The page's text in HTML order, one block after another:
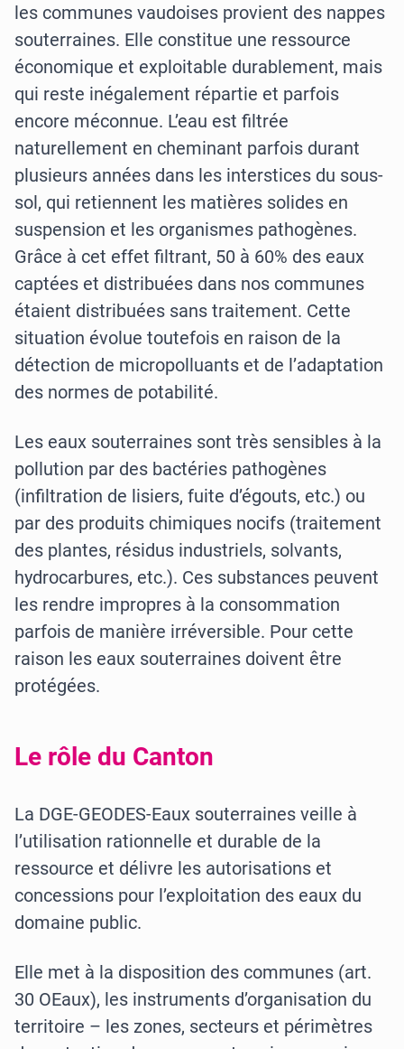
les communes vaudoises provient des nappes
souterraines. Elle constitue une ressource
économique et exploitable durablement, mais
qui reste inégalement répartie et parfois
encore méconnue. L’eau est filtrée
naturellement en cheminant parfois durant
plusieurs années dans les interstices du sous-
sol, qui retiennent les matières solides en
suspension et les organismes pathogènes.
Grâce à cet effet filtrant, 50 à 60% des eaux
captées et distribuées dans nos communes
étaient distribuées sans traitement. Cette
situation évolue toutefois en raison de la
détection de micropolluants et de l’adaptation
des normes de potabilité.
Les eaux souterraines sont très sensibles à la
pollution par des bactéries pathogènes
(infiltration de lisiers, fuite d’égouts, etc.) ou
par des produits chimiques nocifs (traitement
des plantes, résidus industriels, solvants,
hydrocarbures, etc.). Ces substances peuvent
les rendre impropres à la consommation
parfois de manière irréversible. Pour cette
raison les eaux souterraines doivent être
protégées.
Le rôle du Canton
La DGE-GEODES-Eaux souterraines veille à
l’utilisation rationnelle et durable de la
ressource et délivre les autorisations et
concessions pour l’exploitation des eaux du
domaine public.
Elle met à la disposition des communes (art.
30 OEaux), les instruments d’organisation du
territoire – les zones, secteurs et périmètres